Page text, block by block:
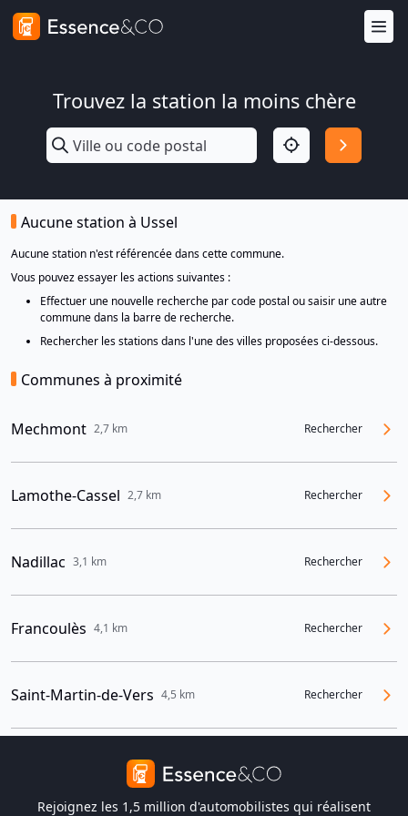
Trouvez la station la moins chère
Aucune station à Ussel
Aucune station n'est référencée dans cette commune.
Vous pouvez essayer les actions suivantes :
Effectuer une nouvelle recherche par code postal ou saisir une autre
commune dans la barre de recherche.
Rechercher les stations dans l'une des villes proposées ci-dessous.
Communes à proximité
Mechmont 2,7 km Rechercher
Lamothe-Cassel 2,7 km Rechercher
Nadillac 3,1 km Rechercher
Francoulès 4,1 km Rechercher
Saint-Martin-de-Vers 4,5 km Rechercher
Rejoignez les 1,5 million d'automobilistes qui réalisent